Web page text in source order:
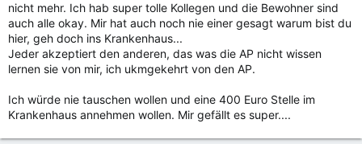
nicht mehr. Ich hab super tolle Kollegen und die Bewohner sind
auch alle okay. Mir hat auch noch nie einer gesagt warum bist du
hier, geh doch ins Krankenhaus...
Jeder akzeptiert den anderen, das was die AP nicht wissen
lernen sie von mir, ich ukmgekehrt von den AP.
Ich würde nie tauschen wollen und eine 400 Euro Stelle im
Krankenhaus annehmen wollen. Mir gefällt es super....